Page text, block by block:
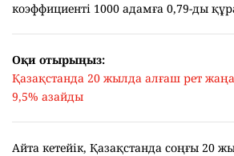
коэффициенті 1000 адамға 0,79-ды
Оқи отырыңыз:
Қазақстанда 20 жылда алғаш рет жаңа
9,5% азайды
Айта кетейік, Қазақстанда соңғы 20